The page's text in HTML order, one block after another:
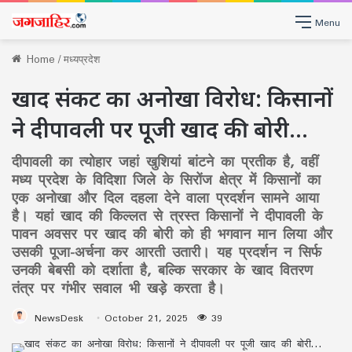
Menu
Home/मध्यप्रदेश
खाद संकट का अनोखा विरोध: किसानों
ने दीपावली पर पूजी खाद की बोरी…
दीपावली का त्योहार जहां खुशियां बांटने का प्रतीक है, वहीं
मध्य प्रदेश के विदिशा जिले के सिरोंज क्षेत्र में किसानों का
एक अनोखा और दिल दहला देने वाला प्रदर्शन सामने आया
है। यहां खाद की किल्लत से त्रस्त किसानों ने दीपावली के
पावन अवसर पर खाद की बोरी को ही भगवान मान लिया और
उसकी पूजा-अर्चना कर आरती उतारी। यह प्रदर्शन न सिर्फ
उनकी बेबसी को दर्शाता है, बल्कि सरकार के खाद वितरण
तंत्र पर गंभीर सवाल भी खड़े करता है।
NewsDesk October 21, 2025 39